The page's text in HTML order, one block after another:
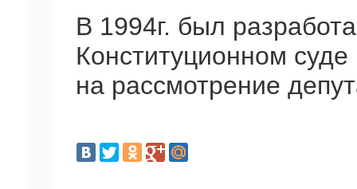
В 1994г. был
Конституционном
на рассмотрение